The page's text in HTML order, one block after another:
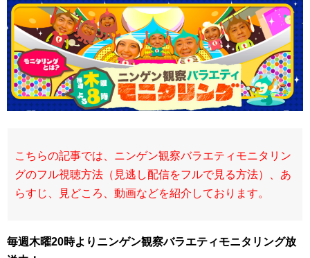
こちらの記事では、ニンゲン観察バラエティモニタリン
グのフル視聴方法（見逃し配信をフルで見る方法）、あ
らすじ、見どころ、動画などを紹介しております。
毎週木曜20時よりニンゲン観察バラエティモニタリング放